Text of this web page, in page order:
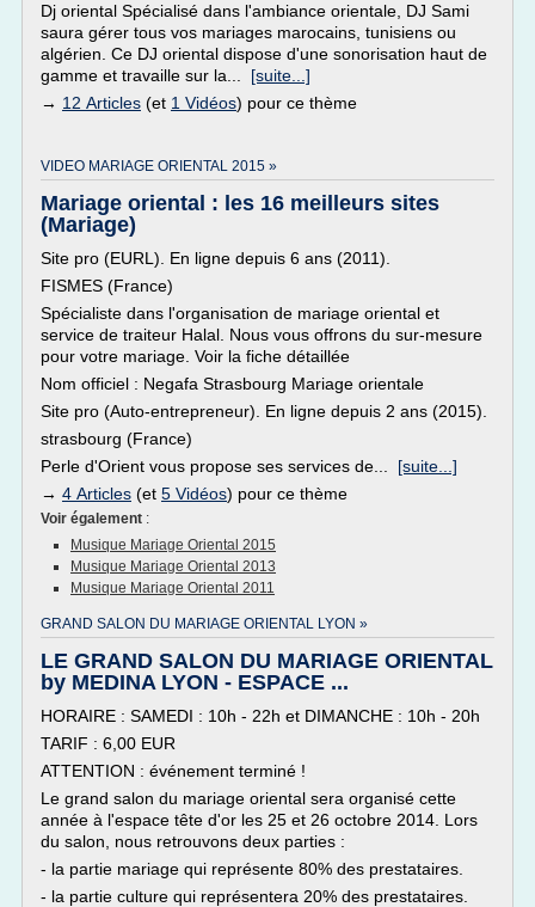
Dj oriental Spécialisé dans l'ambiance orientale, DJ Sami
saura gérer tous vos mariages marocains, tunisiens ou
algérien. Ce DJ oriental dispose d'une sonorisation haut de
gamme et travaille sur la... [suite...]
→ 12 Articles (et 1 Vidéos) pour ce thème
VIDEO MARIAGE ORIENTAL 2015 »
Mariage oriental : les 16 meilleurs sites
(Mariage)
Site pro (EURL). En ligne depuis 6 ans (2011).
FISMES (France)
Spécialiste dans l'organisation de mariage oriental et
service de traiteur Halal. Nous vous offrons du sur-mesure
pour votre mariage. Voir la fiche détaillée
Nom officiel : Negafa Strasbourg Mariage orientale
Site pro (Auto-entrepreneur). En ligne depuis 2 ans (2015).
strasbourg (France)
Perle d'Orient vous propose ses services de... [suite...]
→ 4 Articles (et 5 Vidéos) pour ce thème
Voir également :
Musique Mariage Oriental 2015
Musique Mariage Oriental 2013
Musique Mariage Oriental 2011
GRAND SALON DU MARIAGE ORIENTAL LYON »
LE GRAND SALON DU MARIAGE ORIENTAL
by MEDINA LYON - ESPACE ...
HORAIRE : SAMEDI : 10h - 22h et DIMANCHE : 10h - 20h
TARIF : 6,00 EUR
ATTENTION : événement terminé !
Le grand salon du mariage oriental sera organisé cette
année à l'espace tête d'or les 25 et 26 octobre 2014. Lors
du salon, nous retrouvons deux parties :
- la partie mariage qui représente 80% des prestataires.
- la partie culture qui représentera 20% des prestataires.